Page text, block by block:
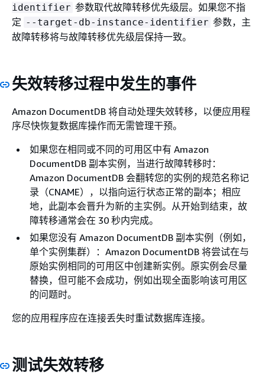
identifier 参数取代故障转移优先级层。如果您不指
定 --target-db-instance-identifier 参数，主
故障转移将与故障转移优先级层保持一致。
失效转移过程中发生的事件
Amazon DocumentDB 将自动处理失效转移，以便应用程
序尽快恢复数据库操作而无需管理干预。
如果您在相同或不同的可用区中有 Amazon
DocumentDB 副本实例，当进行故障转移时：
Amazon DocumentDB 会翻转您的实例的规范名称记
录（CNAME），以指向运行状态正常的副本；相应
地，此副本会晋升为新的主实例。从开始到结束，故
障转移通常会在 30 秒内完成。
如果您没有 Amazon DocumentDB 副本实例（例如，
单个实例集群）：Amazon DocumentDB 将尝试在与
原始实例相同的可用区中创建新实例。原实例会尽量
替换，但可能不会成功，例如出现全面影响该可用区
的问题时。
您的应用程序应在连接丢失时重试数据库连接。
测试失效转移